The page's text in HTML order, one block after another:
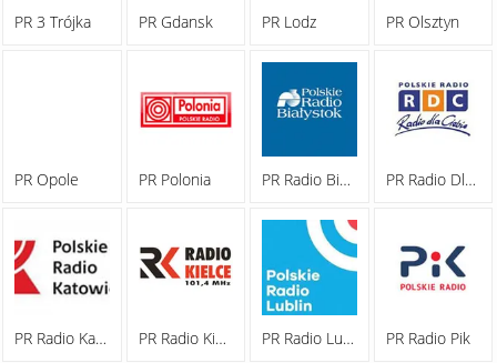
PR 3 Trójka PR Gdansk PR Lodz PR Olsztyn
PR Opole PR Polonia PR Radio Bialystok PR Radio Dla Ciebie
PR Radio Katowice PR Radio Kielce PR Radio Lublin PR Radio Pik